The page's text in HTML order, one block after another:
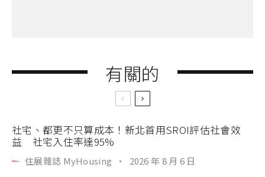
有關的
社宅、都更不只算成本！新北首用SROI評估社會效
益 社宅入住率達95%
住展雜誌 MyHousing · 2026 年 8 月 6 日